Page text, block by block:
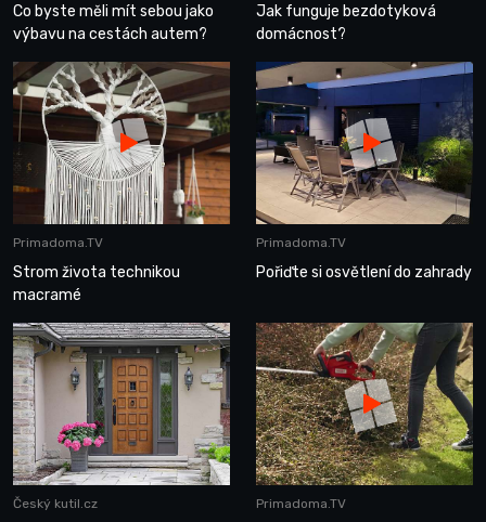
Co byste měli mít sebou jako
výbavu na cestách autem?
Jak funguje bezdotyková
domácnost?
Primadoma.TV
Strom života technikou
macramé
Primadoma.TV
Pořiďte si osvětlení do zahrady
Český kutil.cz Primadoma.TV